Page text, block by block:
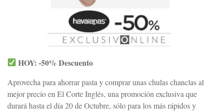
HOY: -50% Descuento
Aprovecha para ahorrar pasta y comprar unas chulas chanclas al
mejor precio en El Corte Inglés, una promoción exclusiva que
durará hasta el día 20 de Octubre, sólo para los más rápidos y